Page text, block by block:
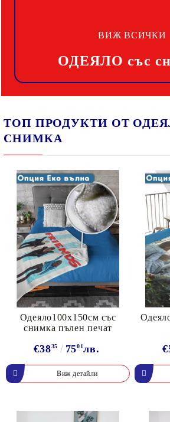
ОДЕЯЛО със
ВИЖ ВСИЧКИ
ТОП ПРОДУКТИ ОТ
СНИМКА
Одеяло100х150см със
снимка пълен печат
€3835 7501лв.
Виж детайли